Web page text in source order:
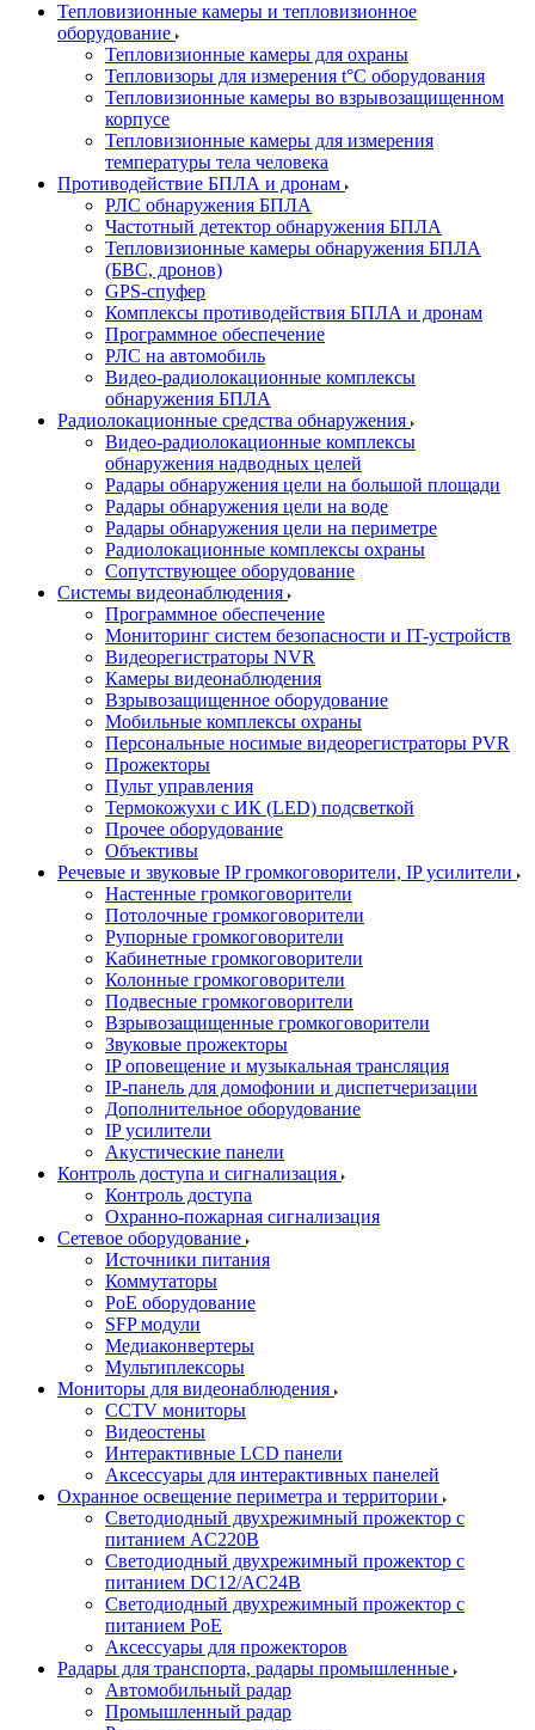
Тепловизионные камеры и тепловизионное
оборудование
Тепловизионные камеры для охраны
Тепловизоры для измерения t°С оборудования
Тепловизионные камеры во взрывозащищенном
корпусе
Тепловизионные камеры для измерения
температуры тела человека
Противодействие БПЛА и дронам
РЛС обнаружения БПЛА
Частотный детектор обнаружения БПЛА
Тепловизионные камеры обнаружения БПЛА
(БВС, дронов)
GPS-спуфер
Комплексы противодействия БПЛА и дронам
Программное обеспечение
РЛС на автомобиль
Видео-радиолокационные комплексы
обнаружения БПЛА
Радиолокационные средства обнаружения
Видео-радиолокационные комплексы
обнаружения надводных целей
Радары обнаружения цели на большой площади
Радары обнаружения цели на воде
Радары обнаружения цели на периметре
Радиолокационные комплексы охраны
Сопутствующее оборудование
Системы видеонаблюдения
Программное обеспечение
Мониторинг систем безопасности и IT-устройств
Видеорегистраторы NVR
Камеры видеонаблюдения
Взрывозащищенное оборудование
Мобильные комплексы охраны
Персональные носимые видеорегистраторы PVR
Прожекторы
Пульт управления
Термокожухи с ИК (LED) подсветкой
Прочее оборудование
Объективы
Речевые и звуковые IP громкоговорители, IP усилители
Настенные громкоговорители
Потолочные громкоговорители
Рупорные громкоговорители
Кабинетные громкоговорители
Колонные громкоговорители
Подвесные громкоговорители
Взрывозащищенные громкоговорители
Звуковые прожекторы
IP оповещение и музыкальная трансляция
IP-панель для домофонии и диспетчеризации
Дополнительное оборудование
IP усилители
Акустические панели
Контроль доступа и сигнализация
Контроль доступа
Охранно-пожарная сигнализация
Сетевое оборудование
Источники питания
Коммутаторы
PoE оборудование
SFP модули
Медиаконвертеры
Мультиплексоры
Мониторы для видеонаблюдения
CCTV мониторы
Видеостены
Интерактивные LCD панели
Аксессуары для интерактивных панелей
Охранное освещение периметра и территории
Светодиодный двухрежимный прожектор с
питанием AC220В
Светодиодный двухрежимный прожектор с
питанием DC12/AC24В
Светодиодный двухрежимный прожектор с
питанием PoE
Аксессуары для прожекторов
Радары для транспорта, радары промышленные
Автомобильный радар
Промышленный радар